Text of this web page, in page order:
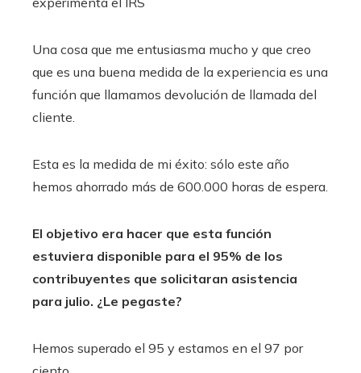
Una cosa que me entusiasma mucho y que creo
que es una buena medida de la experiencia es una
función que llamamos devolución de llamada del
cliente.
Esta es la medida de mi éxito: sólo este año
hemos ahorrado más de 600.000 horas de espera.
El objetivo era hacer que esta función
estuviera disponible para el 95% de los
contribuyentes que solicitaran asistencia
para julio. ¿Le pegaste?
Hemos superado el 95 y estamos en el 97 por